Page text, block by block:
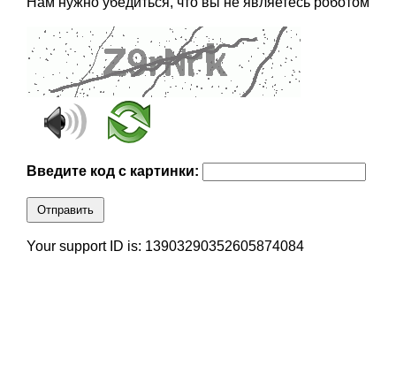
Введите код с картинки:
Отправить
Your support ID is: 13903290352605874084